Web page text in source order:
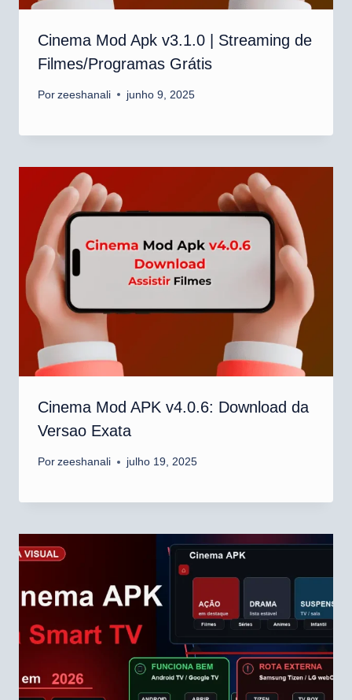
Cinema Mod Apk v3.1.0 | Streaming de
Filmes/Programas Grátis
Por zeeshanali junho 9, 2025
Cinema Mod APK v4.0.6: Download da
Versao Exata
Por zeeshanali julho 19, 2025